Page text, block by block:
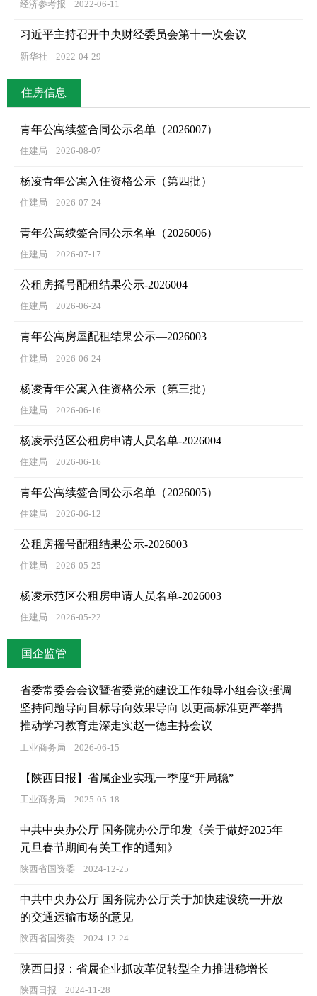
经济参考报 2022-06-11
习近平主持召开中央财经委员会第十一次会议
新华社 2022-04-29
住房信息
青年公寓续签合同公示名单（2026007）
住建局 2026-08-07
杨凌青年公寓入住资格公示（第四批）
住建局 2026-07-24
青年公寓续签合同公示名单（2026006）
住建局 2026-07-17
公租房摇号配租结果公示-2026004
住建局 2026-06-24
青年公寓房屋配租结果公示—2026003
住建局 2026-06-24
杨凌青年公寓入住资格公示（第三批）
住建局 2026-06-16
杨凌示范区公租房申请人员名单-2026004
住建局 2026-06-16
青年公寓续签合同公示名单（2026005）
住建局 2026-06-12
公租房摇号配租结果公示-2026003
住建局 2026-05-25
杨凌示范区公租房申请人员名单-2026003
住建局 2026-05-22
国企监管
省委常委会会议暨省委党的建设工作领导小组会议强调
坚持问题导向目标导向效果导向 以更高标准更严举措
推动学习教育走深走实赵一德主持会议
工业商务局 2026-06-15
【陕西日报】省属企业实现一季度“开局稳”
工业商务局 2025-05-18
中共中央办公厅 国务院办公厅印发《关于做好2025年
元旦春节期间有关工作的通知》
陕西省国资委 2024-12-25
中共中央办公厅 国务院办公厅关于加快建设统一开放
的交通运输市场的意见
陕西省国资委 2024-12-24
陕西日报：省属企业抓改革促转型全力推进稳增长
陕西日报 2024-11-28